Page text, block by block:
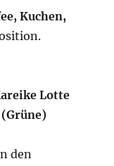
Kuchen,
Lotte
den